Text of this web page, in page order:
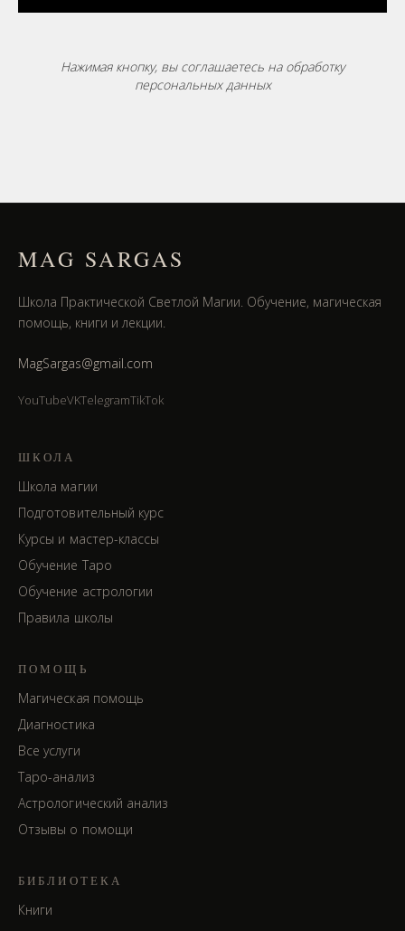
Нажимая кнопку, вы соглашаетесь на обработку
персональных данных
MAG SARGAS
Школа Практической Светлой Магии. Обучение, магическая
помощь, книги и лекции.
MagSargas@gmail.com
YouTubeVKTelegramTikTok
ШКОЛА
Школа магии
Подготовительный курс
Курсы и мастер-классы
Обучение Таро
Обучение астрологии
Правила школы
ПОМОЩЬ
Магическая помощь
Диагностика
Все услуги
Таро-анализ
Астрологический анализ
Отзывы о помощи
БИБЛИОТЕКА
Книги